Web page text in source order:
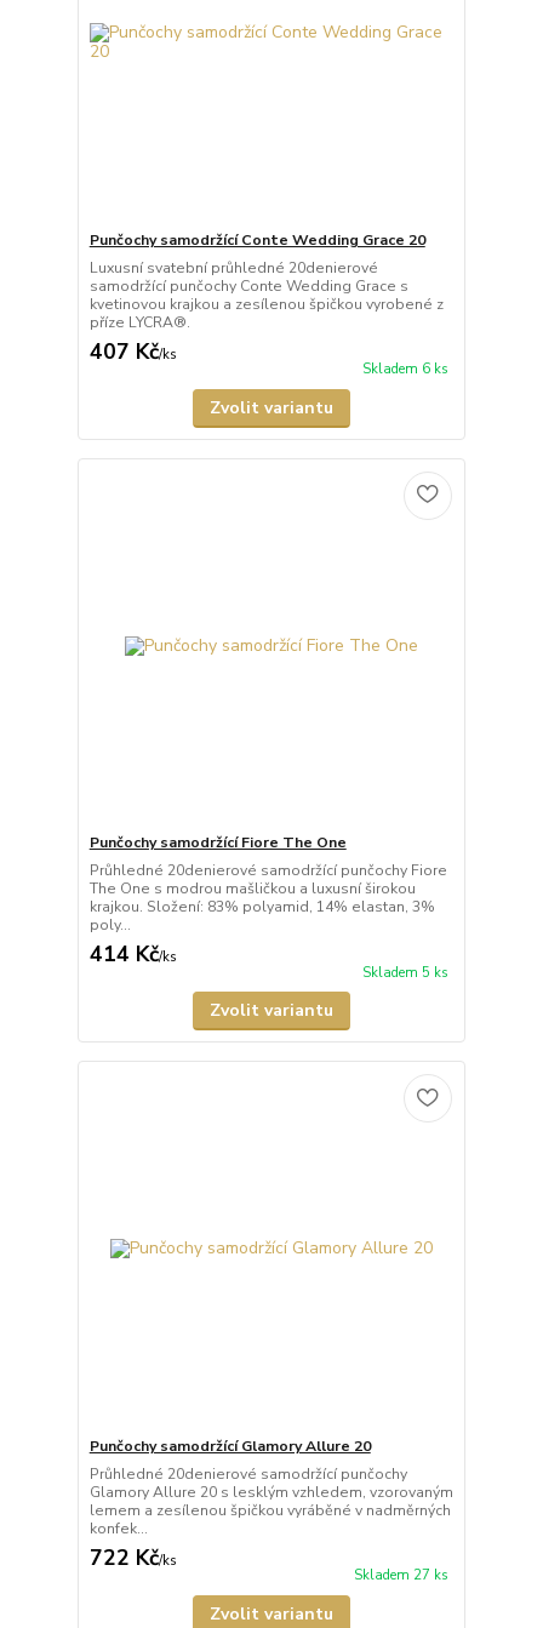
Punčochy samodržící Conte Wedding Grace 20
Luxusní svatební průhledné 20denierové
samodržící punčochy Conte Wedding Grace s
kvetinovou krajkou a zesílenou špičkou vyrobené z
příze LYCRA®.
407 Kč/ks
Skladem 6 ks
Zvolit variantu
Punčochy samodržící Fiore The One
Průhledné 20denierové samodržící punčochy Fiore
The One s modrou mašličkou a luxusní širokou
krajkou. Složení: 83% polyamid, 14% elastan, 3%
poly...
414 Kč/ks
Skladem 5 ks
Zvolit variantu
Punčochy samodržící Glamory Allure 20
Průhledné 20denierové samodržící punčochy
Glamory Allure 20 s lesklým vzhledem, vzorovaným
lemem a zesílenou špičkou vyráběné v nadměrných
konfek...
722 Kč/ks
Skladem 27 ks
Zvolit variantu